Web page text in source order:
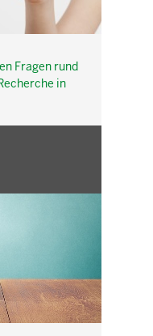
Fragen rund
in